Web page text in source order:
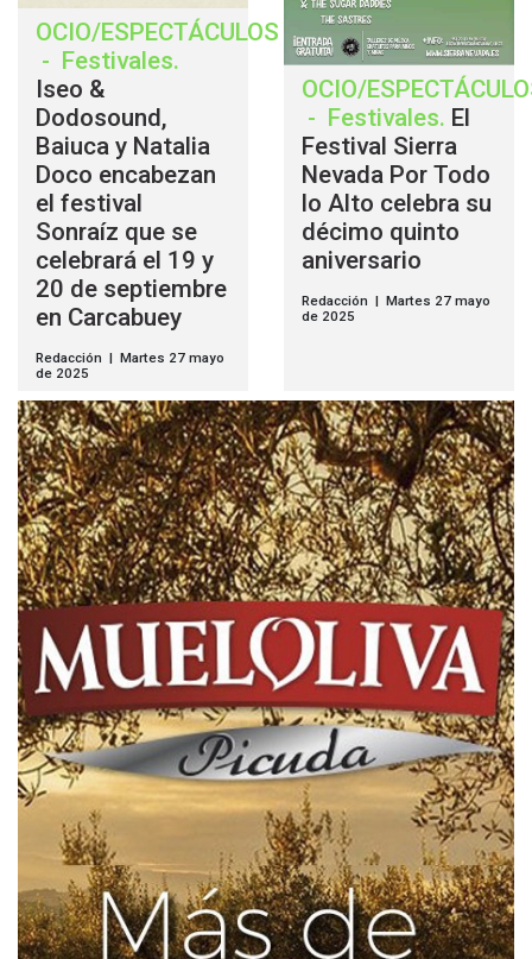
OCIO/ESPECTÁCULOS
- Festivales.
Iseo &
Dodosound,
Baiuca y Natalia
Doco encabezan
el festival
Sonraíz que se
celebrará el 19 y
20 de septiembre
en Carcabuey
Redacción | Martes 27 mayo
de 2025
OCIO/
- Festivales. El
Festival Sierra
Nevada Por Todo
lo Alto celebra su
décimo quinto
aniversario
Redacción | Martes 27 mayo
de 2025